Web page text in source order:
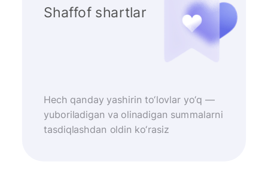
Shaffof shartlar
Hech qanday yashirin to‘lovlar yo‘q —
yuboriladigan va olinadigan summalarni
tasdiqlashdan oldin ko‘rasiz